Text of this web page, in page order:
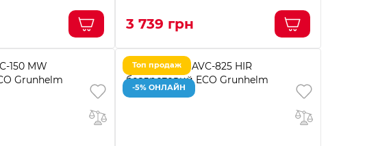
3 739 грн
Топ продаж
-5% ОНЛАЙН